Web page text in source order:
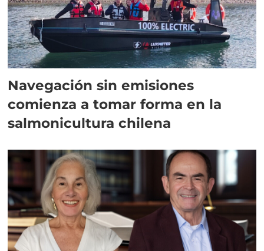
Navegación sin emisiones
comienza a tomar forma en la
salmonicultura chilena